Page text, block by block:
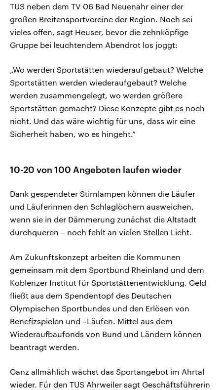
TUS neben dem TV 06 Bad Neuenahr einer der
großen Breitensportvereine der Region. Noch sei
vieles offen, sagt Heuser, bevor die zehnköpfige
Gruppe bei leuchtendem Abendrot los joggt:
„Wo werden Sportstätten wiederaufgebaut? Welche
Sportstätten werden wiederaufgebaut? Welche
werden zusammengelegt, wo werden größere
Sportstätten gemacht? Diese Konzepte gibt es noch
nicht. Und das wäre wichtig für uns, dass wir eine
Sicherheit haben, wo es hingeht.“
10-20 von 100 Angeboten laufen wieder
Dank gespendeter Stirnlampen können die Läufer
und Läuferinnen den Schlaglöchern ausweichen,
wenn sie in der Dämmerung zunächst die Altstadt
durchqueren – noch fehlt an vielen Stellen Licht.
Am Zukunftskonzept arbeiten die Kommunen
gemeinsam mit dem Sportbund Rheinland und dem
Koblenzer Institut für Sportstättenentwicklung. Geld
fließt aus dem Spendentopf des Deutschen
Olympischen Sportbundes und den Erlösen von
Benefizspielen und –Läufen. Mittel aus dem
Wiederaufbaufonds von Bund und Ländern können
beantragt werden.
Ganz allmählich wächst das Sportangebot im Ahrtal
wieder. Für den TUS Ahrweiler sagt Geschäftsführerin